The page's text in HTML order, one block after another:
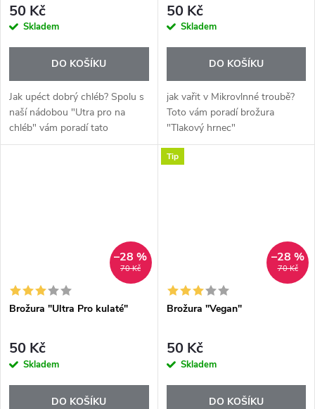
50 Kč
Skladem
DO KOŠÍKU
Jak upéct dobrý chléb? Spolu s
naší nádobou "Utra pro na
chléb" vám poradí tato
kuchařka.
50 Kč
Skladem
DO KOŠÍKU
jak vařit v Mikrovlnné troubě?
Toto vám poradí brožura
"Tlakový hrnec"
70 Kč
–28 %
Brožura "Ultra Pro kulaté"
50 Kč
Skladem
DO KOŠÍKU
Tip
70 Kč
–28 %
Brožura "Vegan"
50 Kč
Skladem
DO KOŠÍKU